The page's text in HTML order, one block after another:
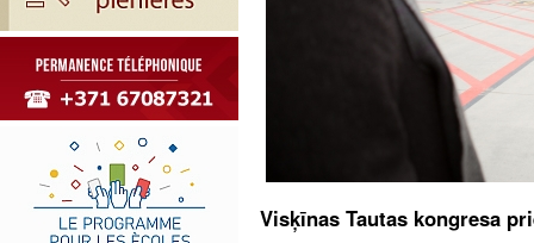
Visķīnas Tautas kongresa